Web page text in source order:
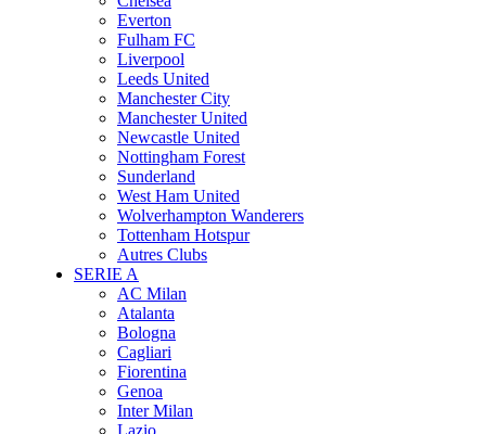
Everton
Fulham FC
Liverpool
Leeds United
Manchester City
Manchester United
Newcastle United
Nottingham Forest
Sunderland
West Ham United
Wolverhampton Wanderers
Tottenham Hotspur
Autres Clubs
SERIE A
AC Milan
Atalanta
Bologna
Cagliari
Fiorentina
Genoa
Inter Milan
Lazio